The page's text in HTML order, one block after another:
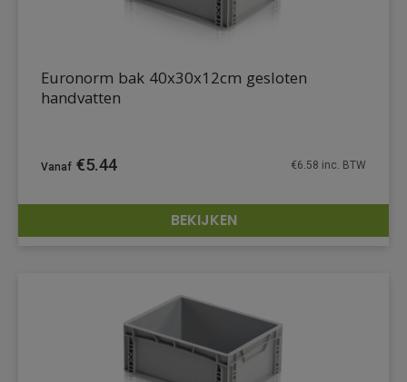
DETAILS
Euronorm bak 40x30x12cm gesloten
handvatten
€5.44 €6.58 inc. BTW
BEKIJKEN